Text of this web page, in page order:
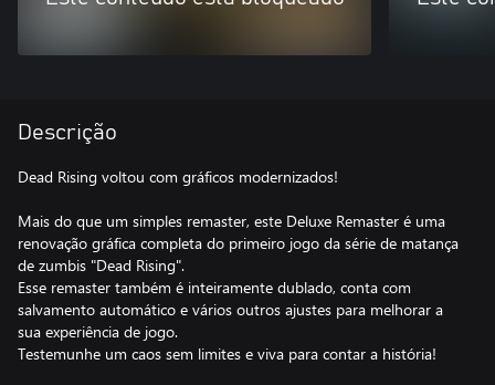
Descrição
Dead Rising voltou com gráficos modernizados!
Mais do que um simples remaster, este Deluxe Remaster é uma
renovação gráfica completa do primeiro jogo da série de matança
de zumbis "Dead Rising".
Esse remaster também é inteiramente dublado, conta com
salvamento automático e vários outros ajustes para melhorar a
sua experiência de jogo.
Testemunhe um caos sem limites e viva para contar a história!